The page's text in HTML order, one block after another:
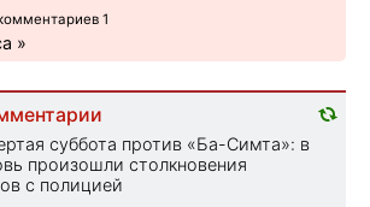
1
»
суббота против «Ба-Симта»: в
произошли столкновения
с полицией